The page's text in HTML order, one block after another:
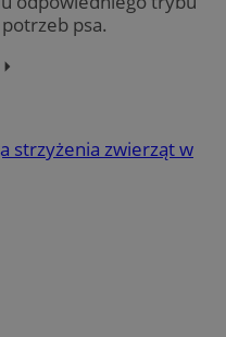
psa.
⏵︎
strzyżenia zwierząt w